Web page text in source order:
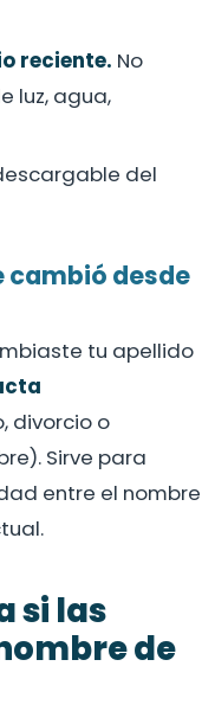
reciente. No
luz, agua,
del
cambió desde
tu apellido
divorcio o
Sirve para
entre el nombre
si las
de